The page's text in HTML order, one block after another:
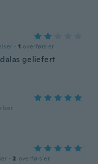
· 1 overførsler
geliefert
· 2 overførsler